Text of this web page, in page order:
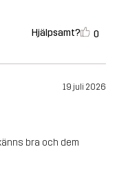
Hjälpsamt? 0
19 juli 2026
bra och dem